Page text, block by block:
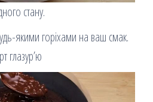
стану.
якими горіхами на ваш смак.
глазур’ю